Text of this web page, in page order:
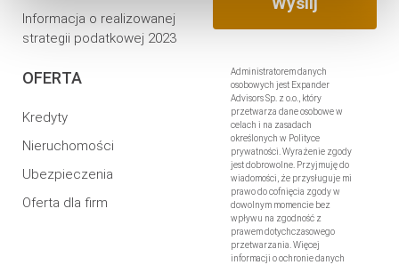
Informacja o realizowanej
strategii podatkowej 2023
OFERTA
Kredyty
Nieruchomości
Ubezpieczenia
Oferta dla firm
Administratorem danych
osobowych jest Expander
Advisors Sp. z o.o., który
przetwarza dane osobowe w
celach i na zasadach
określonych w Polityce
prywatności. Wyrażenie zgody
jest dobrowolne. Przyjmuję do
wiadomości, że przysługuje mi
prawo do cofnięcia zgody w
dowolnym momencie bez
wpływu na zgodność z
prawem dotychczasowego
przetwarzania. Więcej
informacji o ochronie danych